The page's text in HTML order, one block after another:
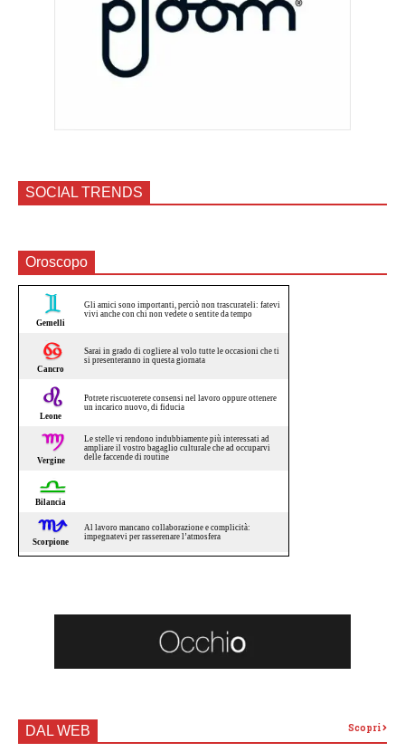
SOCIAL TRENDS
Oroscopo
DAL WEB Scopri